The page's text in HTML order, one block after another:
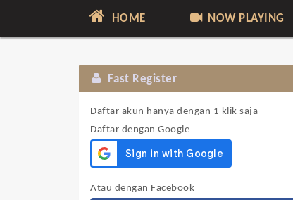
HOME NOW PLAYING
Fast Register
Daftar akun hanya dengan 1 klik saja
Daftar dengan Google
Atau dengan Facebook